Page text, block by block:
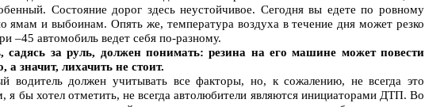
Состояние дорог здесь неустойчивое. Сегодня вы едете по ровному
ямам и выбоинам. Опять же, температура воздуха в течение дня может резко
–45 автомобиль ведет себя по-разному.
садясь за руль, должен понимать: резина на его машине может повести
а значит, лихачить не стоит.
водитель должен учитывать все факторы, но, к сожалению, не всегда это
я бы хотел отметить, не всегда автолюбители являются инициаторами ДТП. Во